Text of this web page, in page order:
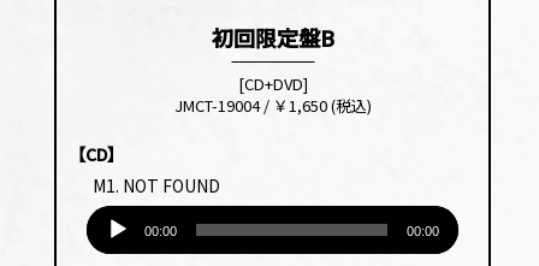
初回限定盤B
[CD+DVD]
JMCT-19004 / ￥1,650 (税込)
【CD】
M1. NOT FOUND
00:00 00:00